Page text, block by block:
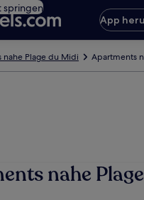
springen
App
nahe Plage du Midi Apartments
nahe